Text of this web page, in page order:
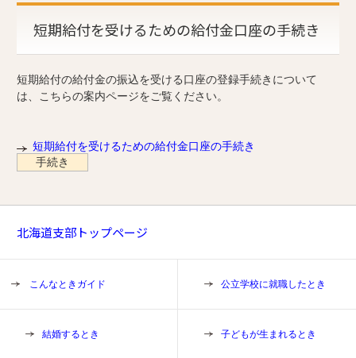
短期給付を受けるための給付金口座の手続き
短期給付の給付金の振込を受ける口座の登録手続きについて
は、こちらの案内ページをご覧ください。
短期給付を受けるための給付金口座の手続き
手続き
北海道支部トップページ
こんなときガイド 公立学校に就職したとき
結婚するとき 子どもが生まれるとき